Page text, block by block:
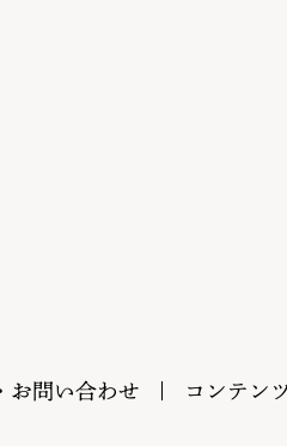
お問い合わせ コンテン